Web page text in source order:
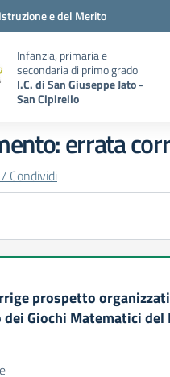
e del Merito
Infanzia, primaria e
secondaria di primo grado
I.C. di San Giuseppe Jato -
San Cipirello
errata
Condividi
prospetto
Giochi Matematici